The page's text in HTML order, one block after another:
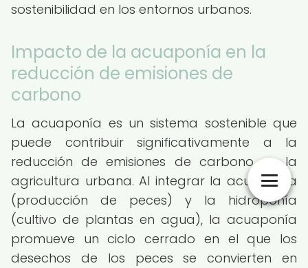
sostenibilidad en los entornos urbanos.
Impacto de la acuaponía en la
reducción de emisiones de
carbono
La acuaponía es un sistema sostenible que
puede contribuir significativamente a la
reducción de emisiones de carbono en la
agricultura urbana. Al integrar la acuicultura
(producción de peces) y la hidroponía
(cultivo de plantas en agua), la acuaponía
promueve un ciclo cerrado en el que los
desechos de los peces se convierten en